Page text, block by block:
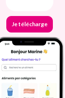
Je télécharge